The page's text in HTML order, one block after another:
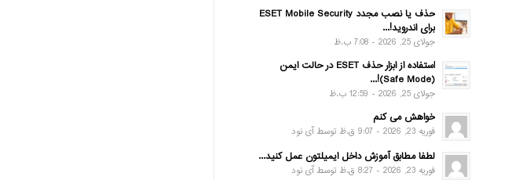
حذف یا نصب مجدد ESET Mobile Security
برای اندروید!...
جولای 25, 2026 - 7:08 ب.ظ
استفاده از ابزار حذف ESET در حالت ایمن
(Safe Mode)!...
جولای 25, 2026 - 12:59 ب.ظ
خواهش می کنم
فوریه 23, 2026 - 9:07 ق.ظ توسط آی نود
لطفا مطابق آموزش داخل ایمیلتون عمل کنید...
فوریه 23, 2026 - 8:27 ق.ظ توسط آی نود